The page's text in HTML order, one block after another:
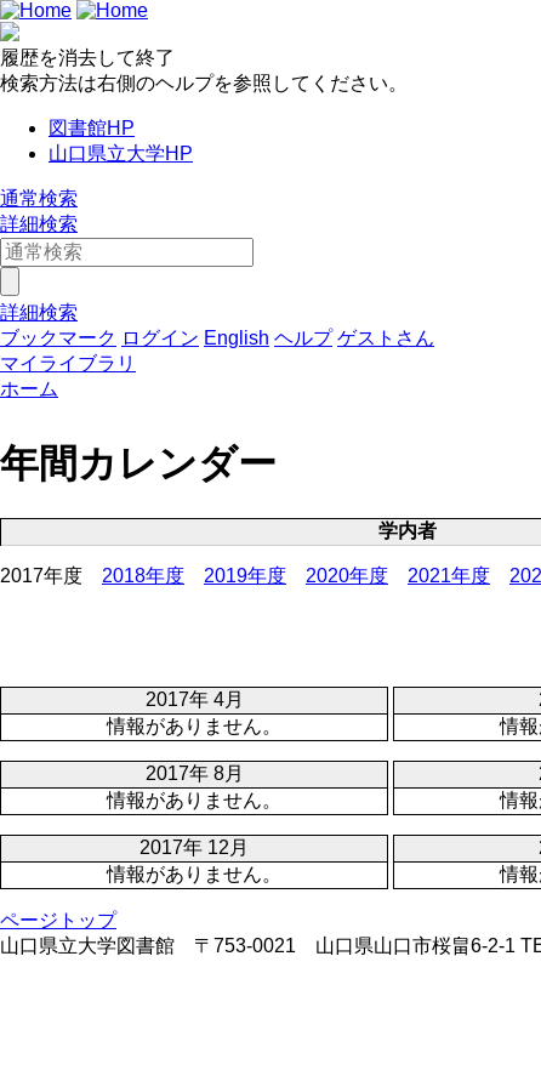
履歴を消去して終了
検索方法は右側のヘルプを参照してください。
図書館HP
山口県立大学HP
通常検索
詳細検索
詳細検索
ブックマーク ログイン English ヘルプ ゲストさん
マイライブラリ
ホーム
年間カレンダー
学内者
2017年度 2018年度 2019年度 2020年度 2021年度
2017年 4月
情報がありません。
情報
2017年 8月
情報がありません。
情報
2017年 12月
情報がありません。
情報
ページトップ
山口県立大学図書館 〒753-0021 山口県山口市桜畠6-2-1